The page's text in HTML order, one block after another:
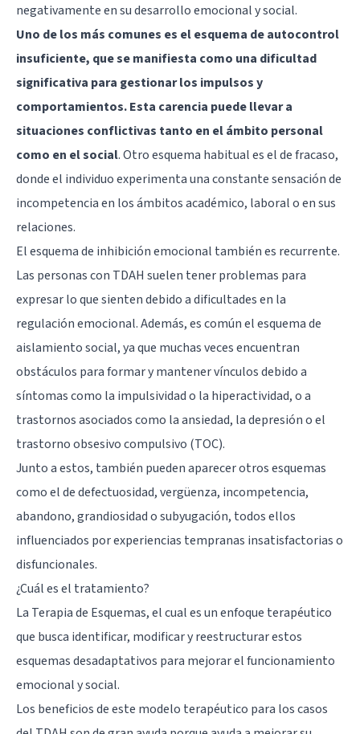
negativamente en su desarrollo emocional y social.
Uno de los más comunes es el esquema de autocontrol
insuficiente, que se manifiesta como una dificultad
significativa para gestionar los impulsos y
comportamientos. Esta carencia puede llevar a
situaciones conflictivas tanto en el ámbito personal
como en el social. Otro esquema habitual es el de fracaso,
donde el individuo experimenta una constante sensación de
incompetencia en los ámbitos académico, laboral o en sus
relaciones.
El esquema de inhibición emocional también es recurrente.
Las personas con TDAH suelen tener problemas para
expresar lo que sienten debido a dificultades en la
regulación emocional. Además, es común el esquema de
aislamiento social, ya que muchas veces encuentran
obstáculos para formar y mantener vínculos debido a
síntomas como la impulsividad o la hiperactividad, o a
trastornos asociados como la ansiedad, la depresión o el
trastorno obsesivo compulsivo (TOC).
Junto a estos, también pueden aparecer otros esquemas
como el de defectuosidad, vergüenza, incompetencia,
abandono, grandiosidad o subyugación, todos ellos
influenciados por experiencias tempranas insatisfactorias o
disfuncionales.
¿Cuál es el tratamiento?
La Terapia de Esquemas, el cual es un enfoque terapéutico
que busca identificar, modificar y reestructurar estos
esquemas desadaptativos para mejorar el funcionamiento
emocional y social.
Los beneficios de este modelo terapéutico para los casos